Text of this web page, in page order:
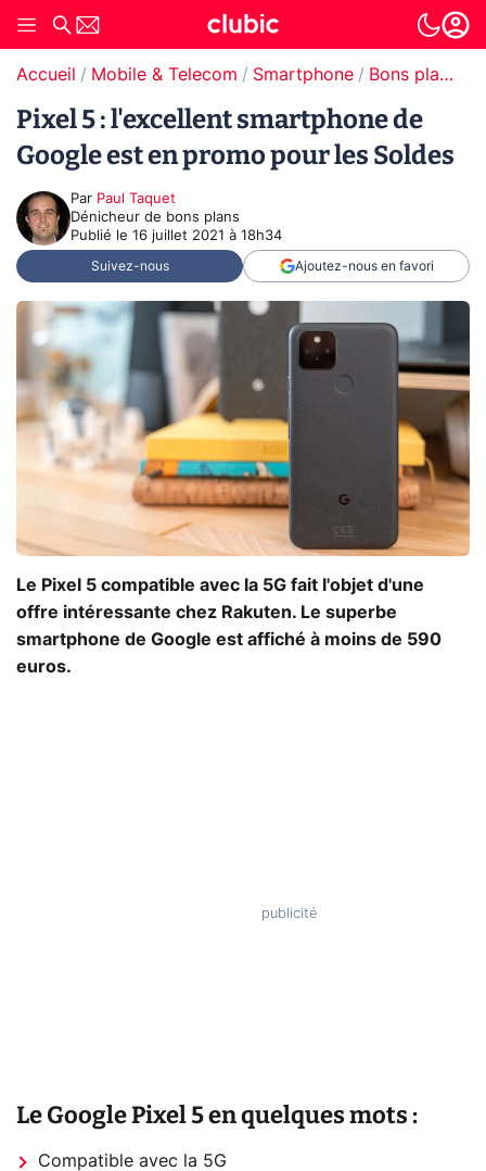
Accueil Mobile & Telecom Smartphone Bons plans Smartphones
Pixel 5 : l'excellent smartphone de
Google est en promo pour les Soldes
Par Paul Taquet
Dénicheur de bons plans
Publié le 16 juillet 2021 à 18h34
Suivez-nous Ajoutez-nous en favori
Le Pixel 5 compatible avec la 5G fait l'objet d'une
offre intéressante chez Rakuten. Le superbe
smartphone de Google est affiché à moins de 590
euros.
Le Google Pixel 5 en quelques mots :
Compatible avec la 5G